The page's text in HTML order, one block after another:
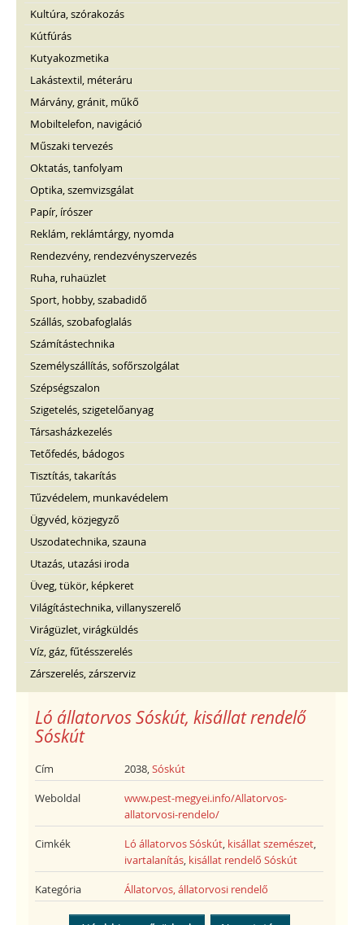
Kultúra, szórakozás
Kútfúrás
Kutyakozmetika
Lakástextil, méteráru
Márvány, gránit, műkő
Mobiltelefon, navigáció
Műszaki tervezés
Oktatás, tanfolyam
Optika, szemvizsgálat
Papír, írószer
Reklám, reklámtárgy, nyomda
Rendezvény, rendezvényszervezés
Ruha, ruhaüzlet
Sport, hobby, szabadidő
Szállás, szobafoglalás
Számítástechnika
Személyszállítás, sofőrszolgálat
Szépségszalon
Szigetelés, szigetelőanyag
Társasházkezelés
Tetőfedés, bádogos
Tisztítás, takarítás
Tűzvédelem, munkavédelem
Ügyvéd, közjegyző
Uszodatechnika, szauna
Utazás, utazási iroda
Üveg, tükör, képkeret
Világítástechnika, villanyszerelő
Virágüzlet, virágküldés
Víz, gáz, fűtésszerelés
Zárszerelés, zárszerviz
Ló állatorvos Sóskút, kisállat rendelő
Sóskút
Cím 2038,Sóskút
Weboldal
www.pest-megyei.info/Allatorvos-
allatorvosi-rendelo/
Cimkék Ló állatorvos Sóskút, kisállat szemészet,
ivartalanítás, kisállat rendelő Sóskút
Kategória Állatorvos, állatorvosi rendelő